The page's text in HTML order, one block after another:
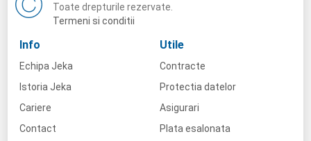
Toate drepturile rezervate.
Termeni si conditii
Info
Echipa Jeka
Istoria Jeka
Cariere
Contact
Utile
Contracte
Protectia datelor
Asigurari
Plata esalonata